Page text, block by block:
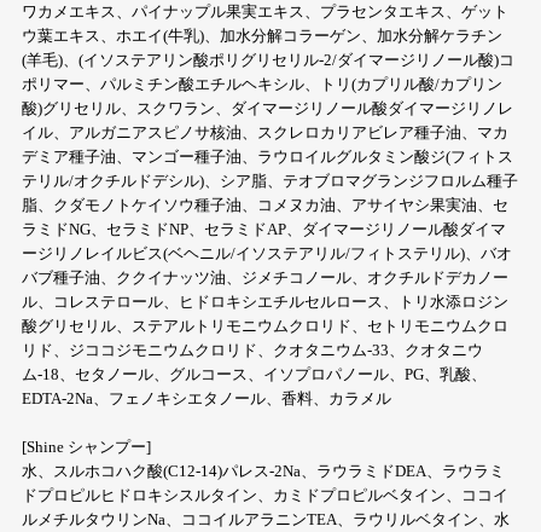
ワカメエキス、パイナップル果実エキス、プラセンタエキス、ゲット
ウ葉エキス、ホエイ(牛乳)、加水分解コラーゲン、加水分解ケラチン
(羊毛)、(イソステアリン酸ポリグリセリル-2/ダイマージリノール酸)コ
ポリマー、パルミチン酸エチルヘキシル、トリ(カプリル酸/カプリン
酸)グリセリル、スクワラン、ダイマージリノール酸ダイマージリノレ
イル、アルガニアスピノサ核油、スクレロカリアビレア種子油、マカ
デミア種子油、マンゴー種子油、ラウロイルグルタミン酸ジ(フィトス
テリル/オクチルドデシル)、シア脂、テオブロマグランジフロルム種子
脂、クダモノトケイソウ種子油、コメヌカ油、アサイヤシ果実油、セ
ラミドNG、セラミドNP、セラミドAP、ダイマージリノール酸ダイマ
ージリノレイルビス(ベヘニル/イソステアリル/フィトステリル)、バオ
バブ種子油、ククイナッツ油、ジメチコノール、オクチルドデカノー
ル、コレステロール、ヒドロキシエチルセルロース、トリ水添ロジン
酸グリセリル、ステアルトリモニウムクロリド、セトリモニウムクロ
リド、ジココジモニウムクロリド、クオタニウム-33、クオタニウ
ム-18、セタノール、グルコース、イソプロパノール、PG、乳酸、
EDTA-2Na、フェノキシエタノール、香料、カラメル
[Shine シャンプー]
水、スルホコハク酸(C12-14)パレス-2Na、ラウラミドDEA、ラウラミ
ドプロピルヒドロキシスルタイン、カミドプロピルベタイン、ココイ
ルメチルタウリンNa、ココイルアラニンTEA、ラウリルベタイン、水